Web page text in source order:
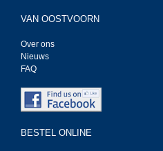
VAN OOSTVOORN
Over ons
Nieuws
FAQ
BESTEL ONLINE